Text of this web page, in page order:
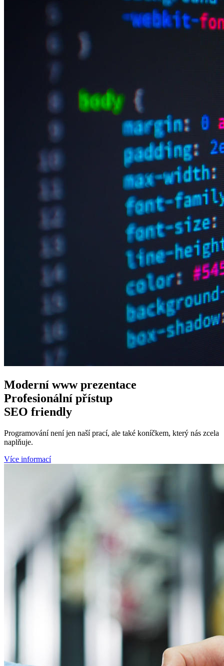
Moderní wwwprezentace
Profesionální přístup
SEO friendly
Programování není jen naší prací, ale také koníčkem, který nás zcela
naplňuje.
Více informací